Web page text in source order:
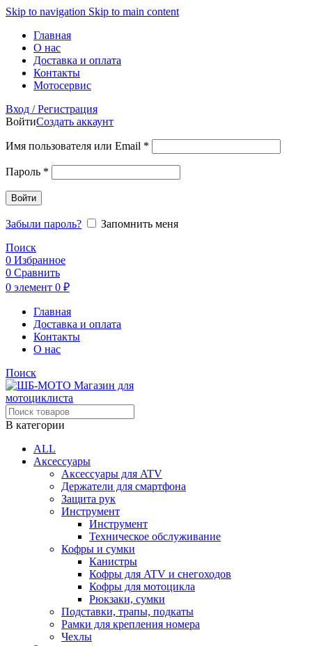
Skip to navigation Skip to main content
Главная
О нас
Доставка и оплата
Контакты
Мотосервис
Вход / Регистрация
ВойтиСоздать аккаунт
Имя пользователя или Email *
Пароль *
Войти
Забыли пароль?
Запомнить меня
Поиск
0 Избранное
0 Сравнить
0 элемент 0 ₽
Главная
Доставка и оплата
Контакты
О нас
Поиск
В категории
ALL
Аксессуары
Аксессуары для ATV
Держатели для смартфона
Защита рук
Инструмент
Инструмент
Техническое обслуживание
Кофры и сумки
Канистры
Кофры для ATV и снегоходов
Кофры для мотоцикла
Рюкзаки, сумки
Подставки, трапы, подкаты
Рамки для крепления номера
Чехлы